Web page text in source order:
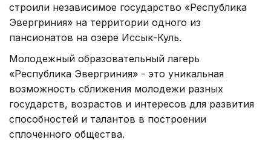
строили независимое государство «Республика
Эвергриния» на территории одного из
пансионатов на озере Иссык-Куль.
Молодежный образовательный лагерь
«Республика Эвергриния» - это уникальная
возможность сближения молодежи разных
государств, возрастов и интересов для развития
способностей и талантов в построении
сплоченного общества.